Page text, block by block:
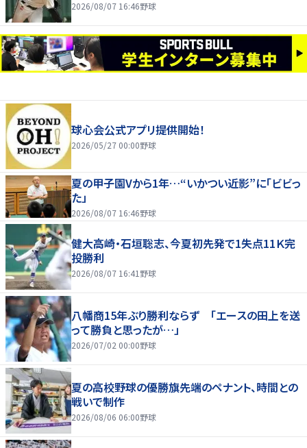
2026/08/07 16:46野球
球心会公式アプリ提供開始！
2026/05/27 00:00野球
夏の甲子園Vから1年…“いかつい近影”に「ビビっ
た」
2026/08/07 16:46野球
健大高崎・石垣聡志、今夏初先発で1失点11Ｋ完
投勝利
2026/08/07 16:41 野球
八幡商15年ぶり勝利ならず 「エースの田上を送
って勝負と思ったが…」
2026/07/02 00:00野球
夏の高校野球の優勝旗先端のペナント、時間との
戦いで制作
2026/08/06 06:00野球